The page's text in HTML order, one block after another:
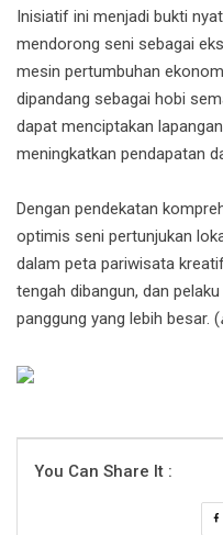
Inisiatif ini menjadi bukti
mendorong seni sebagai
mesin pertumbuhan
dipandang sebagai hobi
dapat menciptakan
meningkatkan pendapatan
Dengan pendekatan
optimis seni pertunjukan
dalam peta pariwisata
tengah dibangun, dan
panggung yang lebih besar. (
You Can Share It :